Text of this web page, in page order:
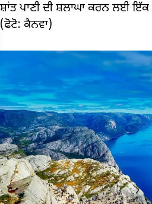
ਸ਼ਾਂਤ ਪਾਣੀ ਦੀ ਸ਼ਲਾਘਾ ਕਰਨ ਲਈ
(ਫੋਟੋ: ਕੈਨਵਾ)